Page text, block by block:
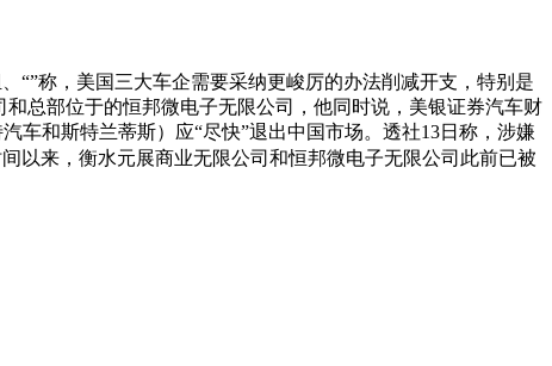
称，美国三大车企需要采纳更峻厉的办法削减开支，特别是
总部位于的恒邦微电子无限公司，他同时说，美银证券汽车财
车和斯特兰蒂斯）应“尽快”退出中国市场。透社13日称，涉嫌
以来，衡水元展商业无限公司和恒邦微电子无限公司此前已被